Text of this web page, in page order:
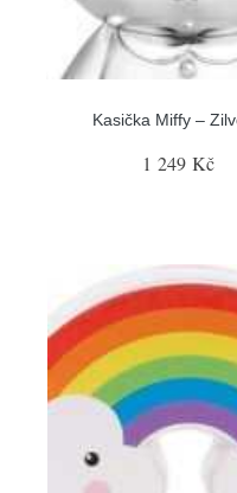
Kasička Miffy –
1 249 Kč